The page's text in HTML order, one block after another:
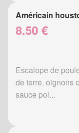
Américain
8.50 €
Escalope de
de terre, oignons
sauce poi...